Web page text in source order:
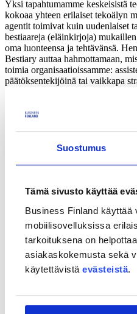
Suostumus
Tämä sivusto käyttää
Business Finland käyttää
mobiilisovelluksissa
tarkoituksena on
asiakaskokemusta sekä
käytettävistä evästeistä.
Yksi tapahtumamme keskeisistä
kokoaa yhteen erilaiset tekoälyn
agentit toimivat kuin uudenlaiset
bestiaareja (eläinkirjoja)
oma luonteensa ja tehtävänsä.
Bestiary auttaa hahmottamaan,
toimia organisaatioissamme:
päätöksentekijöinä tai vaikkapa
omassa liiketoiminnassa ja miten
Pääsimme myös testaamaan,
heikkojen signaalien
tekoälyä
Tekoälyavusteinen ennakointi ja
alkavat jo muotoutua monessa
tavallista työpäivää. Tekoälyä
tunnistamiseen, skenaarioiden
valmisteluun päätöksenteon